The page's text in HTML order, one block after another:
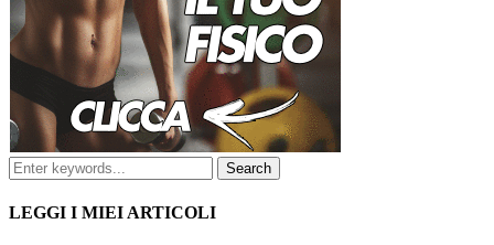
LEGGI I MIEI ARTICOLI